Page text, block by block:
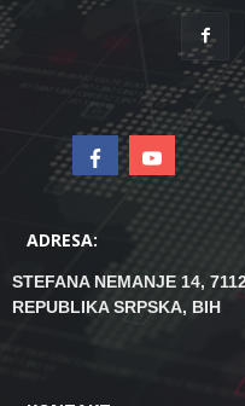
ADRESA:
STEFANA NEMANJE 14,
REPUBLIKA SRPSKA, BIH